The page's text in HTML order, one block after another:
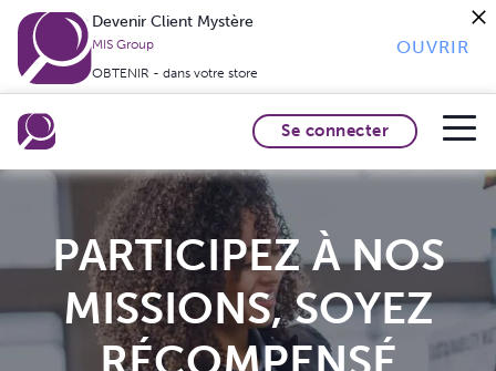
Devenir Client Mystère
MIS Group
OBTENIR - dans votre store
OUVRIR
Se connecter
PARTICIPEZ À NOS
MISSIONS, SOYEZ